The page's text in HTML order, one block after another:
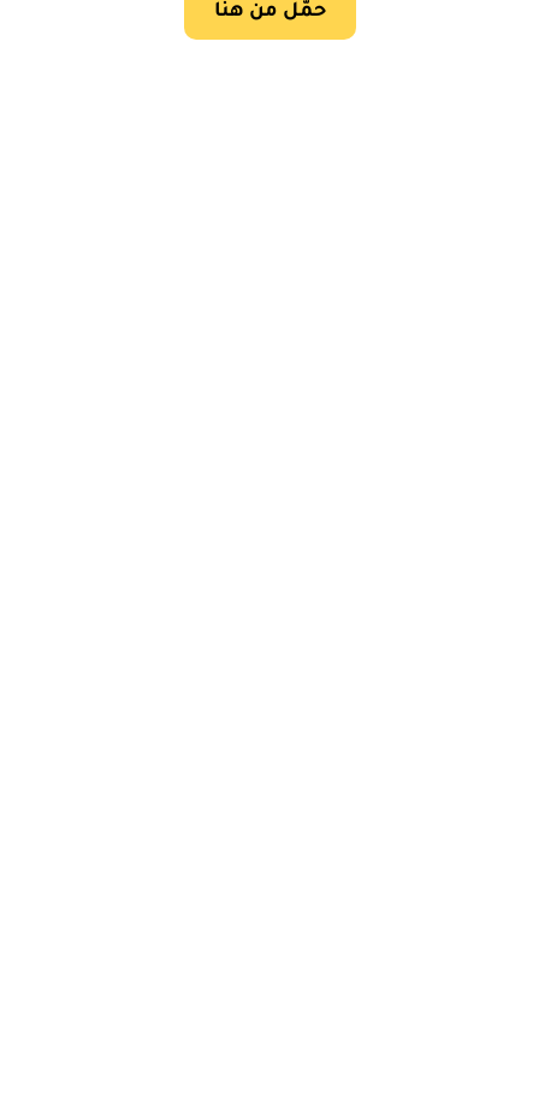
حمّل من هنا